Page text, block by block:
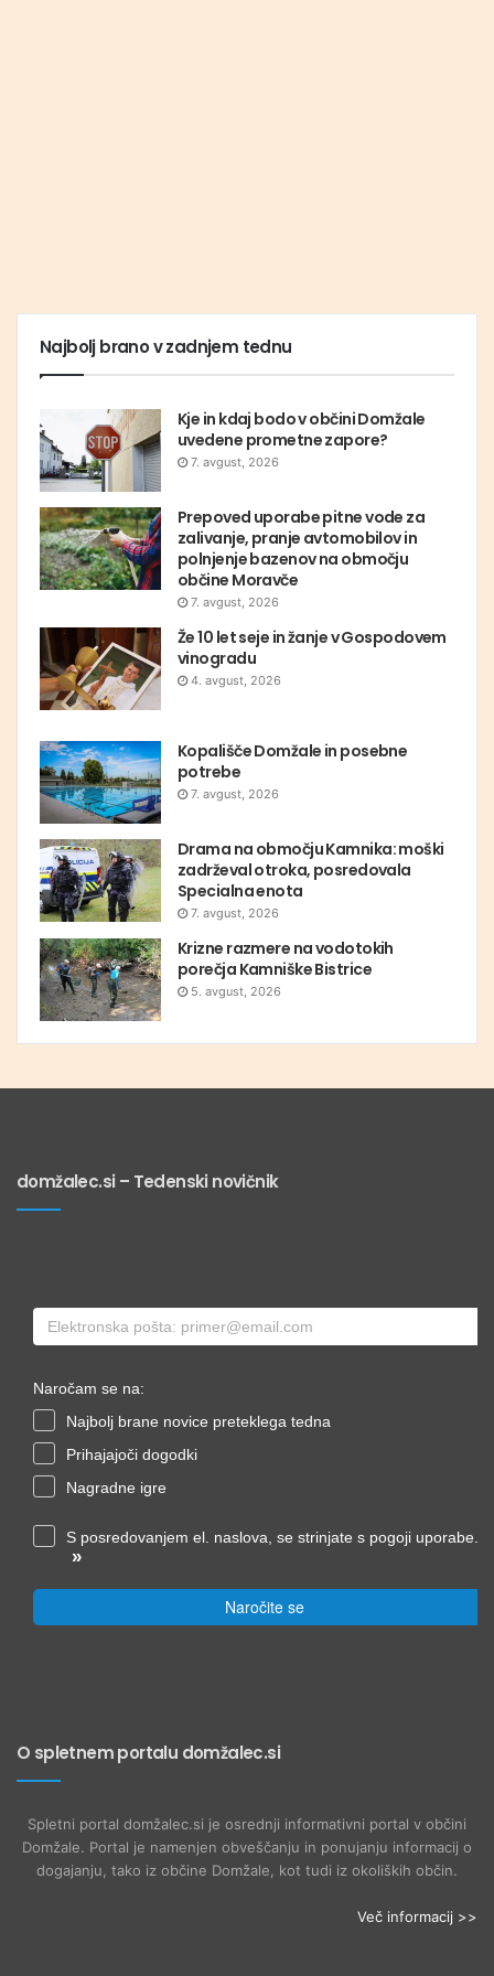
Najbolj brano v zadnjem tednu
Kje in kdaj bodo v občini Domžale
uvedene prometne zapore?
7. avgust, 2026
Prepoved uporabe pitne vode za
zalivanje, pranje avtomobilov in
polnjenje bazenov na območju
občine Moravče
7. avgust, 2026
Že 10 let seje in žanje v Gospodovem
vinogradu
4. avgust, 2026
Kopališče Domžale in posebne
potrebe
7. avgust, 2026
Drama na območju Kamnika: moški
zadrževal otroka, posredovala
Specialna enota
7. avgust, 2026
Krizne razmere na vodotokih
porečja Kamniške Bistrice
5. avgust, 2026
domžalec.si – Tedenski novičnik
Naročam se na:
Najbolj brane novice preteklega tedna
Prihajajoči dogodki
Nagradne igre
S posredovanjem el. naslova, se strinjate s pogoji uporabe.
»
Naročite se
O spletnem portalu domžalec.si
Spletni portal domžalec.si je osrednji informativni portal v občini
Domžale. Portal je namenjen obveščanju in ponujanju informacij o
dogajanju, tako iz občine Domžale, kot tudi iz okoliških občin.
Več informacij >>